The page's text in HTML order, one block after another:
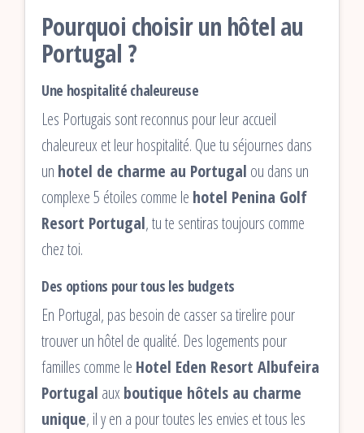
Pourquoi choisir un hôtel au
Portugal ?
Une hospitalité chaleureuse
Les Portugais sont reconnus pour leur accueil
chaleureux et leur hospitalité. Que tu séjournes dans
un hotel de charme au Portugal ou dans un
complexe 5 étoiles comme le hotel Penina Golf
Resort Portugal, tu te sentiras toujours comme
chez toi.
Des options pour tous les budgets
En Portugal, pas besoin de casser sa tirelire pour
trouver un hôtel de qualité. Des logements pour
familles comme le Hotel Eden Resort Albufeira
Portugal aux boutique hôtels au charme
unique, il y en a pour toutes les envies et tous les